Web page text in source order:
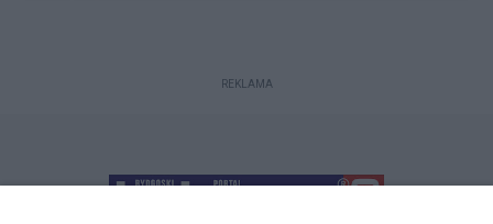
REKLAMA